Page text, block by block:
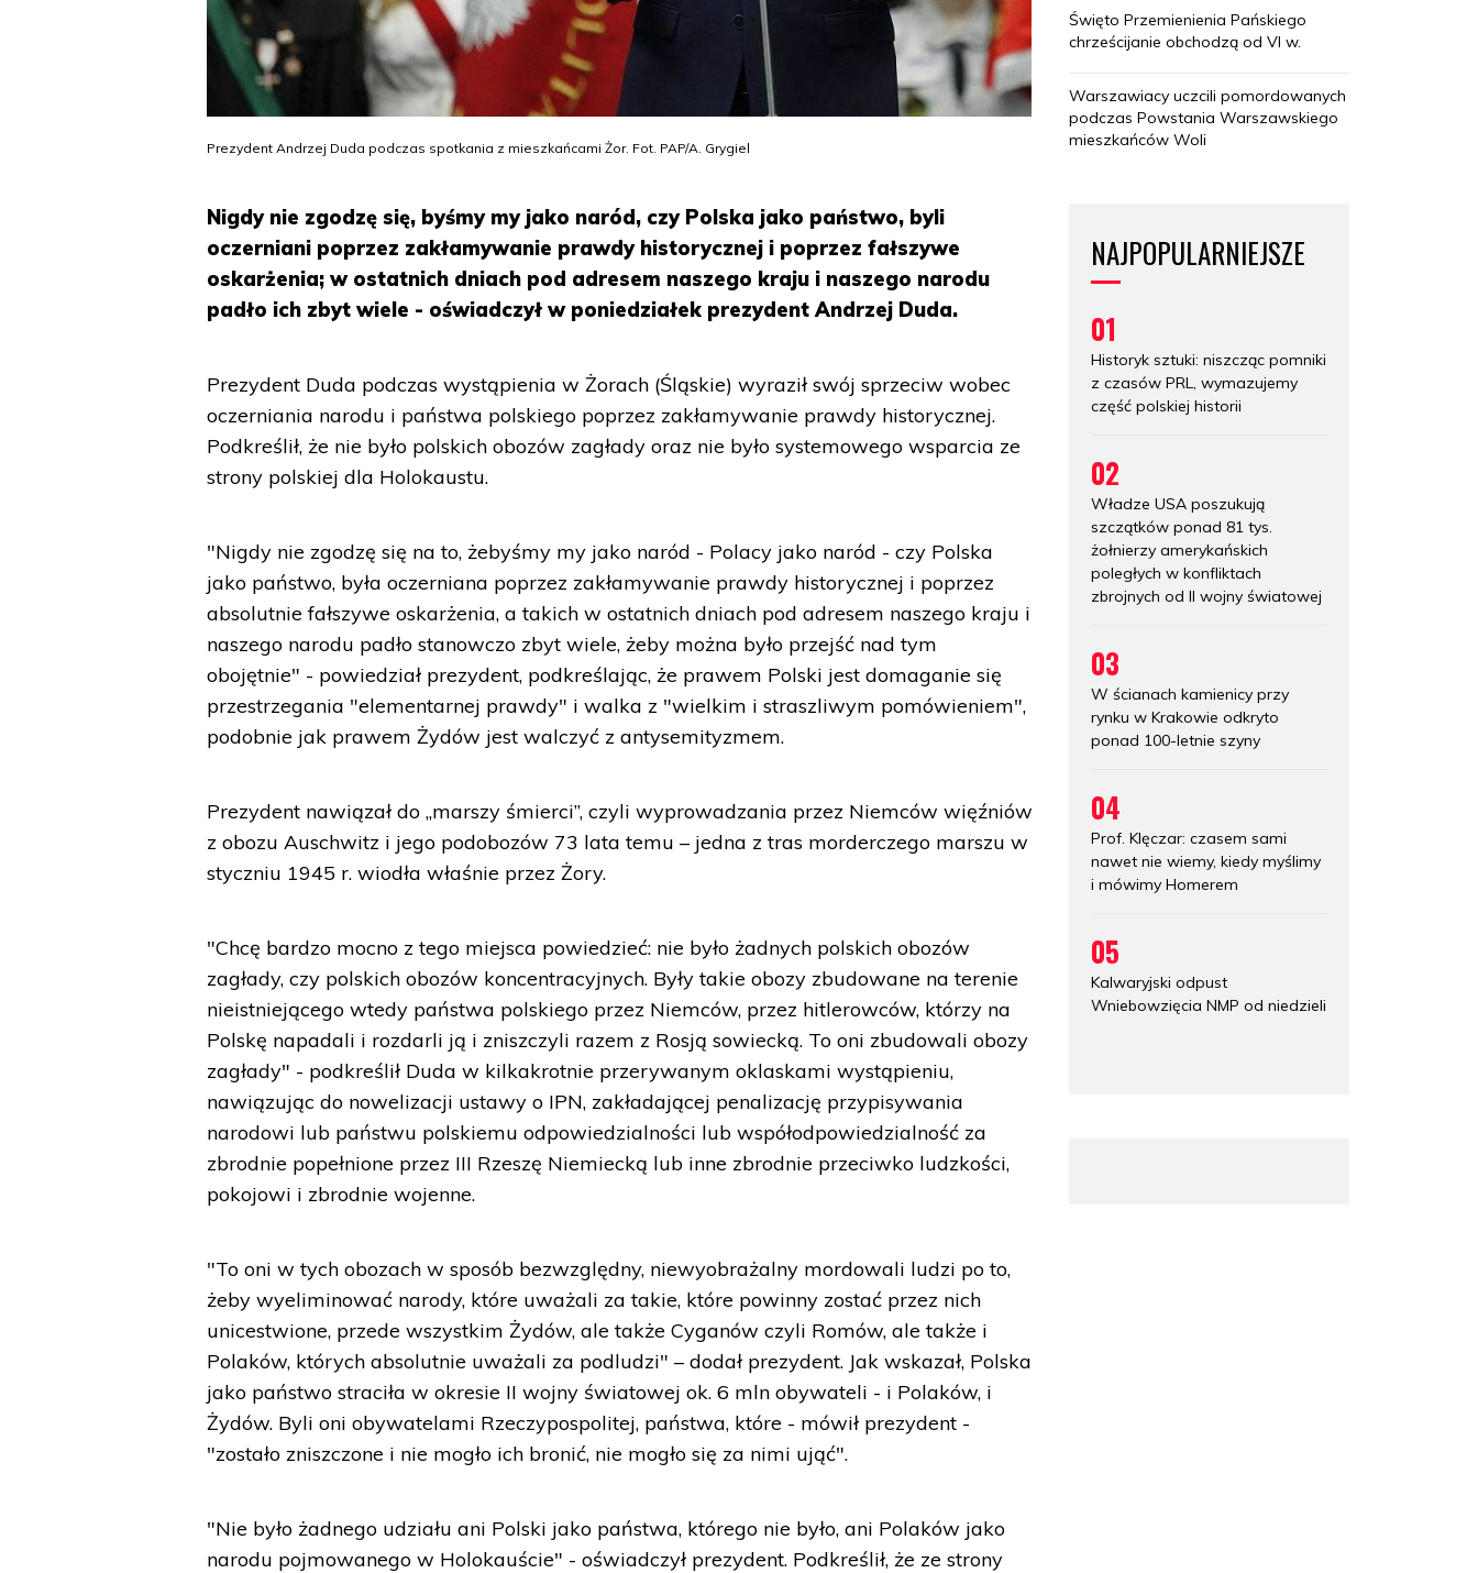
Prezydent Andrzej Duda podczas spotkania z mieszkańcami Żor. Fot. PAP/A. Grygiel
Nigdy nie zgodzę się, byśmy my jako naród, czy Polska jako państwo, byli
oczerniani poprzez zakłamywanie prawdy historycznej i poprzez fałszywe
oskarżenia; w ostatnich dniach pod adresem naszego kraju i naszego narodu
padło ich zbyt wiele - oświadczył w poniedziałek prezydent Andrzej Duda.
Prezydent Duda podczas wystąpienia w Żorach (Śląskie) wyraził swój sprzeciw wobec
oczerniania narodu i państwa polskiego poprzez zakłamywanie prawdy historycznej.
Podkreślił, że nie było polskich obozów zagłady oraz nie było systemowego wsparcia ze
strony polskiej dla Holokaustu.
"Nigdy nie zgodzę się na to, żebyśmy my jako naród - Polacy jako naród - czy Polska
jako państwo, była oczerniana poprzez zakłamywanie prawdy historycznej i poprzez
absolutnie fałszywe oskarżenia, a takich w ostatnich dniach pod adresem naszego kraju i
naszego narodu padło stanowczo zbyt wiele, żeby można było przejść nad tym
obojętnie" - powiedział prezydent, podkreślając, że prawem Polski jest domaganie się
przestrzegania "elementarnej prawdy" i walka z "wielkim i straszliwym pomówieniem",
podobnie jak prawem Żydów jest walczyć z antysemityzmem.
Prezydent nawiązał do „marszy śmierci”, czyli wyprowadzania przez Niemców więźniów
z obozu Auschwitz i jego podobozów 73 lata temu – jedna z tras morderczego marszu w
styczniu 1945 r. wiodła właśnie przez Żory.
"Chcę bardzo mocno z tego miejsca powiedzieć: nie było żadnych polskich obozów
zagłady, czy polskich obozów koncentracyjnych. Były takie obozy zbudowane na terenie
nieistniejącego wtedy państwa polskiego przez Niemców, przez hitlerowców, którzy na
Polskę napadali i rozdarli ją i zniszczyli razem z Rosją sowiecką. To oni zbudowali obozy
zagłady" - podkreślił Duda w kilkakrotnie przerywanym oklaskami wystąpieniu,
nawiązując do nowelizacji ustawy o IPN, zakładającej penalizację przypisywania
narodowi lub państwu polskiemu odpowiedzialności lub współodpowiedzialność za
zbrodnie popełnione przez III Rzeszę Niemiecką lub inne zbrodnie przeciwko ludzkości,
pokojowi i zbrodnie wojenne.
"To oni w tych obozach w sposób bezwzględny, niewyobrażalny mordowali ludzi po to,
żeby wyeliminować narody, które uważali za takie, które powinny zostać przez nich
unicestwione, przede wszystkim Żydów, ale także Cyganów czyli Romów, ale także i
Polaków, których absolutnie uważali za podludzi" – dodał prezydent. Jak wskazał, Polska
jako państwo straciła w okresie II wojny światowej ok. 6 mln obywateli - i Polaków, i
Żydów. Byli oni obywatelami Rzeczypospolitej, państwa, które - mówił prezydent -
"zostało zniszczone i nie mogło ich bronić, nie mogło się za nimi ująć".
"Nie było żadnego udziału ani Polski jako państwa, którego nie było, ani Polaków jako
narodu pojmowanego w Holokauście" - oświadczył prezydent. Podkreślił, że ze strony
Święto Przemienienia Pańskiego
chrześcijanie obchodzą od VI w.
Warszawiacy uczcili pomordowanych
podczas Powstania Warszawskiego
mieszkańców Woli
NAJPOPULARNIEJSZE
01
Historyk sztuki: niszcząc pomniki
z czasów PRL, wymazujemy
część polskiej historii
02
Władze USA poszukują
szczątków ponad 81 tys.
żołnierzy amerykańskich
poległych w konfliktach
zbrojnych od II wojny światowej
03
W ścianach kamienicy przy
rynku w Krakowie odkryto
ponad 100-letnie szyny
04
Prof. Klęczar: czasem sami
nawet nie wiemy, kiedy myślimy
i mówimy Homerem
05
Kalwaryjski odpust
Wniebowzięcia NMP od niedzieli